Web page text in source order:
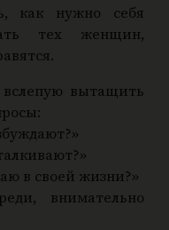
как нужно себя
тех женщин,
вытащить
в своей жизни?»
внимательно